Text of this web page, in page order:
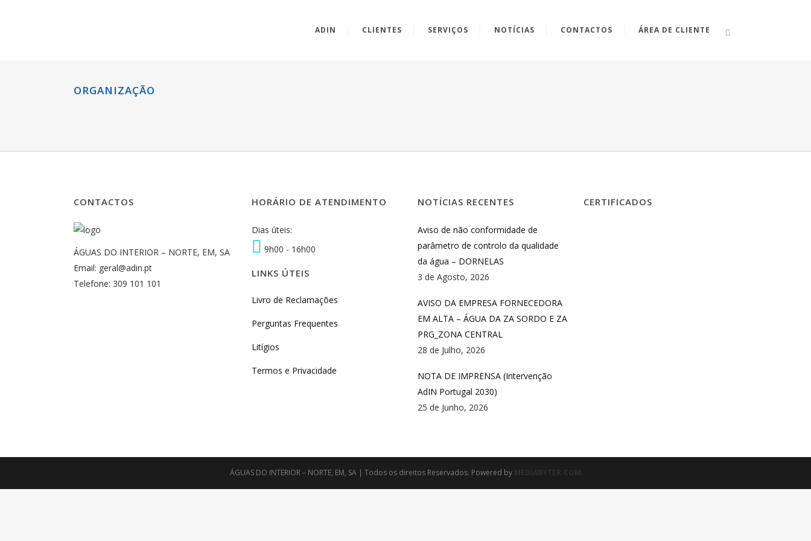
ADIN CLIENTES SERVIÇOS NOTÍCIAS CONTACTOS ÁREA DE CLIENTE
ORGANIZAÇÃO
CONTACTOS
ÁGUAS DO INTERIOR – NORTE, EM, SA
Email: geral@adin.pt
Telefone: 309 101 101
HORÁRIO DE ATENDIMENTO
Dias úteis:
9h00 - 16h00
LINKS ÚTEIS
Livro de Reclamações
Perguntas Frequentes
Litígios
Termos e Privacidade
NOTÍCIAS RECENTES
Aviso de não conformidade de
parâmetro de controlo da qualidade
da água – DORNELAS
3 de Agosto, 2026
AVISO DA EMPRESA FORNECEDORA
EM ALTA – ÁGUA DA ZA SORDO E ZA
PRG_ZONA CENTRAL
28 de Julho, 2026
NOTA DE IMPRENSA (Intervenção
AdIN Portugal 2030)
25 de Junho, 2026
CERTIFICADOS
ÁGUAS DO INTERIOR – NORTE, EM, SA | Todos os direitos Reservados. Powered by